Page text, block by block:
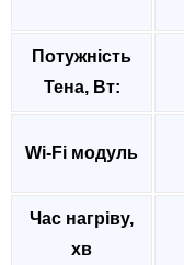
Потужність
Тена, Вт:
Wi-Fi модуль
Час нагріву,
хв